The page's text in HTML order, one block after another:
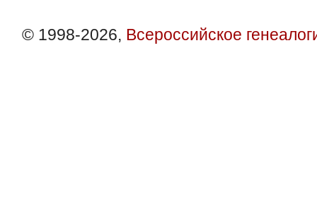
© 1998-2026, Всероссийское